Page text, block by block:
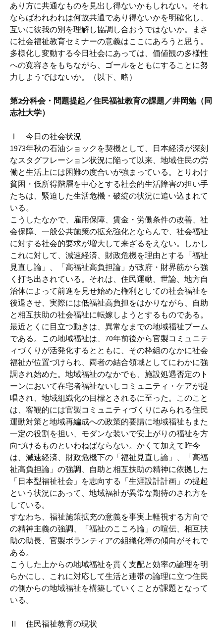
あり方に共通なものを見出し得ないかもしれない。それ
ならばわれわれは何故共通であり得ないかを明確化し、
互いに彼我の別を理解し協調し合おうではないか。まさ
に社会福祉教育セミナーの意義はここにあろうと思う。
多様化し変動する今日社会にあっては、価値観の多様性
への寛容さをもちながら、ゴールをともにすることに努
力しようではないか。（以下、略）
第2分科会・問題提起／住民福祉教育の課題／井岡勉（同
志社大学）
Ⅰ 今日の社会状況
1973年秋の石油ショックを契機として、日本経済が深刻
なスタグフレーション状況に陥って以来、地域住民の労
働と生活上には困難の度合いが強まっている。とりわけ
貧困・低所得階層を中心とする社会的生活障害の担い手
たちは、緊迫した生活危機・破綻の状況に追い込まれて
いる。
こうしたなかで、雇用保障、賃金・労働条件の改善、社
会保障、一般公共施策の拡充強化とならんで、社会福祉
に対する社会的要求が増大して来ざるをえない。しかし
これに対して、減速経済、財政危機を理由とする「福祉
見直し論」、「高福祉高負担論」が政府・財界筋から強
く打ち出されている。それは、住民運動、世論、地方自
治体によって前進を見せ始めた権利としての社会福祉を
後退させ、実際には低福祉高負担をはかりながら、自助
と相互扶助の社会福祉に転嫁しようとするものである。
最近とくに目立つ動きは、異常なまでの地域福祉ブーム
である。この地域福祉は、70年前後から官製コミュニテ
ィづくりが活発化するとともに、その枠組のなかに社会
福祉が位置づけられ、両者の結合領域としてにわかに強
調され始めた。地域福祉のなかでも、施設処遇否定のト
ーンにおいて在宅者福祉ないしコミュニティ・ケアが提
唱され、地域組織化の目標とされるに至った。このこと
は、客観的には官製コミュニティづくりにみられる住民
運動対策と地域再編成への政策的要請に地域福祉もまた
一定の役割を担い、モダンな装いで安上がりの福祉を方
向づけるものといわねばならない。かくて加えて昨今
は、減速経済、財政危機下の「福祉見直し論」、「高福
祉高負担論」の強調、自助と相互扶助の精神に依拠した
「日本型福祉社会」を志向する「生涯設計計画」の提起
という状況にあって、地域福祉が異常な期待のされ方を
している。
すなわち、福祉施策拡充の意義を事実上軽視する方向で
の精神主義の強調、「福祉のこころ論」の喧伝、相互扶
助の助長、官製ボランティアの組織化等の傾向がそれで
ある。
こうした上からの地域福祉を貫く支配と効率の論理を明
らかにし、これに対応して生活と連帯の論理に立つ住民
の側からの地域福祉を構築していくことが課題となって
いる。
Ⅱ 住民福祉教育の現状